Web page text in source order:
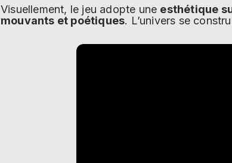
Visuellement, le jeu adopte une esthétique
mouvants et poétiques. L’univers se